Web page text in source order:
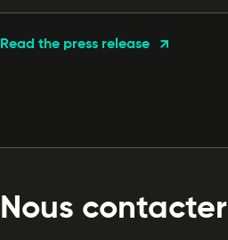
Read the press release
Nous contacter